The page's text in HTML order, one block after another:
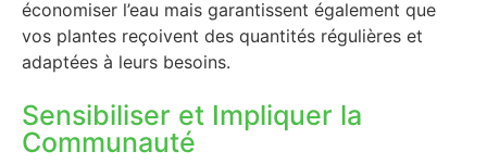
économiser l’eau mais garantissent également que
vos plantes reçoivent des quantités régulières et
adaptées à leurs besoins.
Sensibiliser et Impliquer la
Communauté